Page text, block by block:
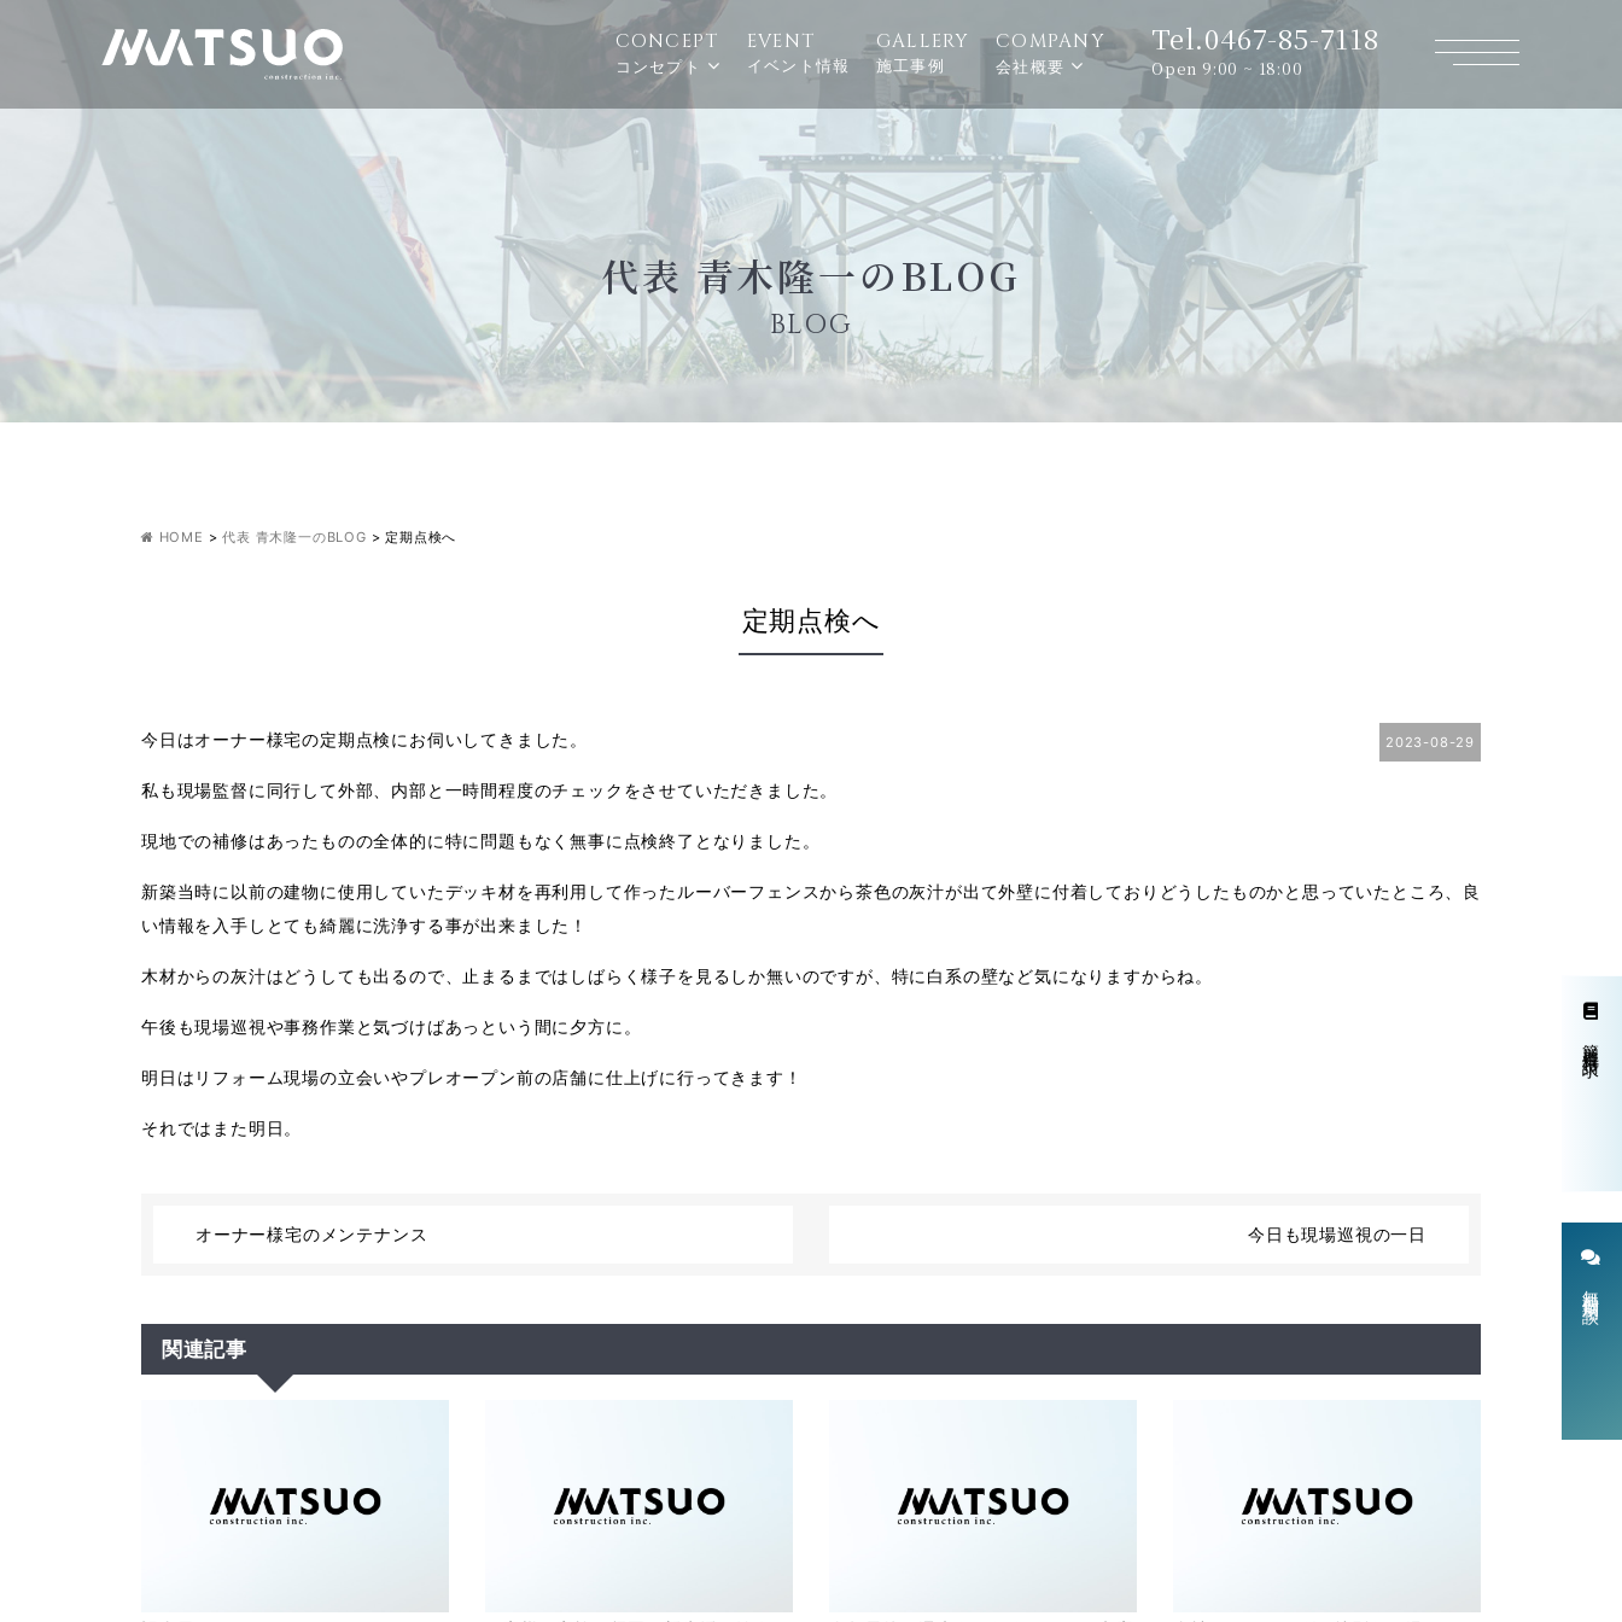
CONCEPT
コンセプト
EVENT
イベント情報
GALLERY
施工事例
COMPANY
会社概要
Tel.0467-85-7118
Open 9:00 ~ 18:00
代表 青木隆一のBLOG
BLOG
HOME >代表 青木隆一のBLOG >定期点検へ
定期点検へ
2023-08-29
今日はオーナー様宅の定期点検にお伺いしてきました。
私も現場監督に同行して外部、内部と一時間程度のチェックをさせていただきました。
現地での補修はあったものの全体的に特に問題もなく無事に点検終了となりました。
新築当時に以前の建物に使用していたデッキ材を再利用して作ったルーバーフェンスから茶色の灰汁が出て外壁に付着しておりどうしたものかと思っていたところ、良
い情報を入手しとても綺麗に洗浄する事が出来ました！
木材からの灰汁はどうしても出るので、止まるまではしばらく様子を見るしか無いのですが、特に白系の壁など気になりますからね。
午後も現場巡視や事務作業と気づけばあっという間に夕方に。
明日はリフォーム現場の立会いやプレオープン前の店舗に仕上げに行ってきます！
それではまた明日。
オーナー様宅のメンテナンス 今日も現場巡視の一日
関連記事
簡単資料請求
無料個別相談